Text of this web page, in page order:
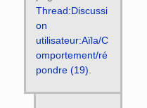
Thread:Discussi
on
utilisateur:Aïla/C
omportement/ré
pondre (19)